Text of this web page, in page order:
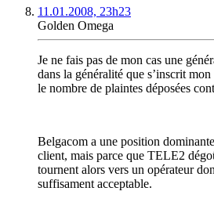
11.01.2008, 23h23
Golden Omega
Je ne fais pas de mon cas une
dans la généralité que s’inscrit
le nombre de plaintes déposées
Belgacom a une position
client, mais parce que TELE2
tournent alors vers un opérateur
suffisament acceptable.